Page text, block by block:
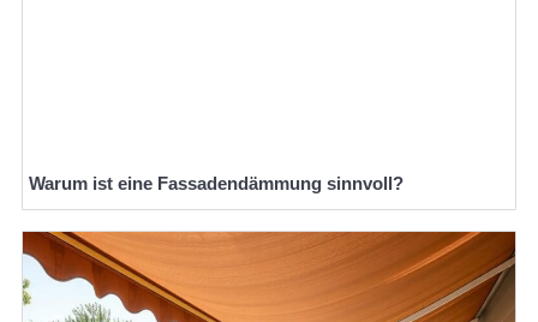
Warum ist eine Fassadendämmung sinnvoll?